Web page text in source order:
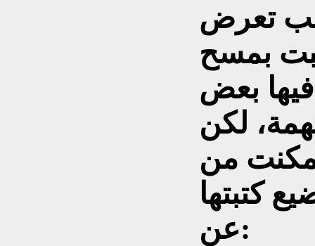
تعرض
بمسح
فيها بعض
لكن
من
كتبتها
عن: